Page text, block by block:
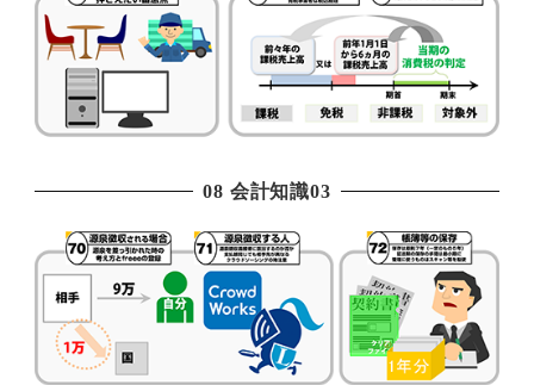
08 会計知識03